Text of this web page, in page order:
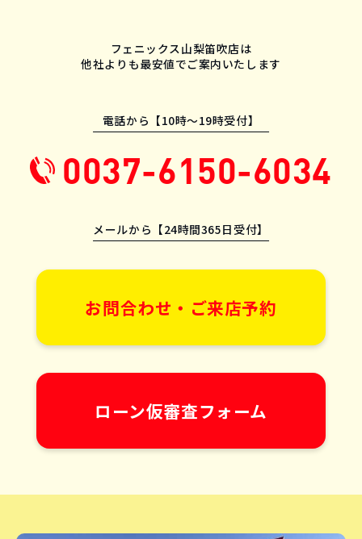
フェニックス山梨笛吹店は
他社よりも最安値でご案内いたします
電話から【10時〜19時受付】
0037-6150-6034
メールから【24時間365日受付】
お問合わせ・ご来店予約
ローン仮審査フォーム